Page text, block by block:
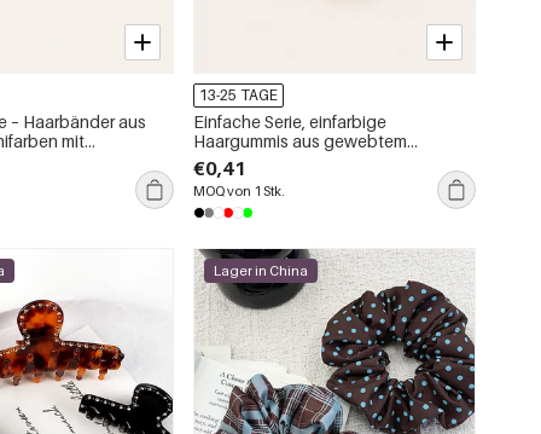
– Haarbänder aus
mit
den täglichen
13-25 TAGE
Einfache Serie, einfarbige
Haargummis aus gewebtem
Polyester
€0,41
MOQ von 1 Stk.
Lager in China